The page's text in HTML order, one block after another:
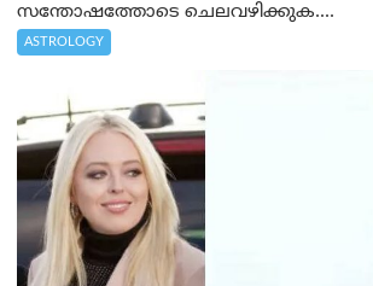
സന്തോഷത്തോടെ ചെലവഴിക്കുക....
ASTROLOGY